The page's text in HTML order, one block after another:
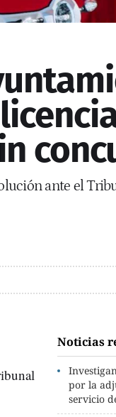
ante el
Noticias
por la
servicio